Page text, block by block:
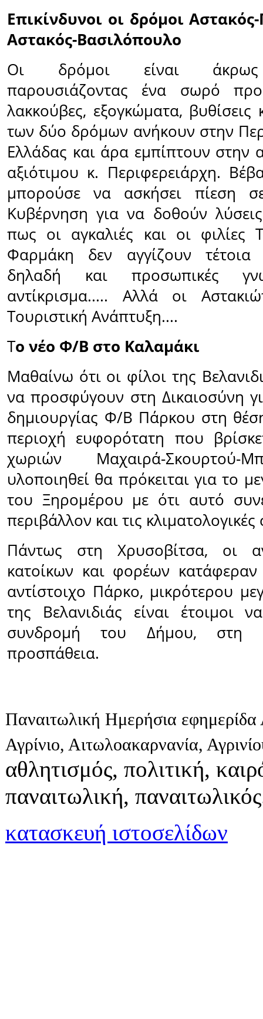
Επικίνδυνοι οι δρόμοι
Αστακός-Βασιλόπουλο
Οι δρόμοι είναι άκρως
παρουσιάζοντας ένα σωρό
λακκούβες, εξογκώματα,
των δύο δρόμων ανήκουν στην
Ελλάδας και άρα εμπίπτουν στην
αξιότιμου κ. Περιφερειάρχη.
μπορούσε να ασκήσει πίεση
Κυβέρνηση για να δοθούν
πως οι αγκαλιές και οι φιλίες
Φαρμάκη δεν αγγίζουν τέτοια
δηλαδή και προσωπικές
αντίκρισμα..... Αλλά οι
Τουριστική Ανάπτυξη....
Το νέο Φ/Β στο Καλαμάκι
Μαθαίνω ότι οι φίλοι της
να προσφύγουν στη Δικαιοσύνη
δημιουργίας Φ/Β Πάρκου στη
περιοχή ευφορότατη που
χωριών Μαχαιρά-Σκουρτού-
υλοποιηθεί θα πρόκειται για το
του Ξηρομέρου με ότι αυτό
περιβάλλον και τις
Πάντως στη Χρυσοβίτσα, οι
κατοίκων και φορέων
αντίστοιχο Πάρκο, μικρότερου
της Βελανιδιάς είναι έτοιμοι
συνδρομή του Δήμου, στη
προσπάθεια.
Παναιτωλική Ημερήσια εφημερίδα
Αγρίνιο, Αιτωλοακαρνανία,
αθλητισμός, πολιτική,
παναιτωλική,
κατασκευή ιστοσελίδων